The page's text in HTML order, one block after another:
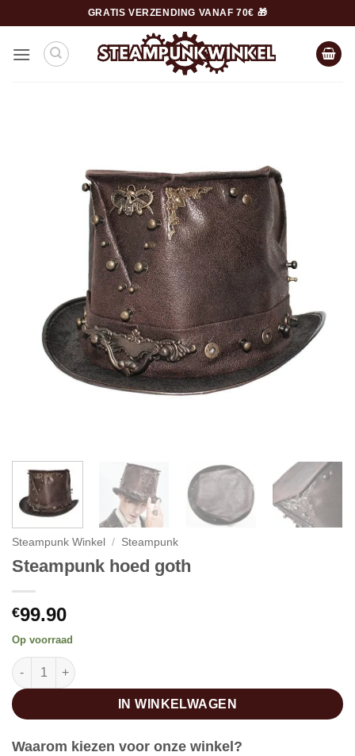
naar
inhoud
GRATIS VERZENDING VANAF 70€ 🎁
Steampunk Winkel / Steampunk
Steampunk hoed goth
€99.90
Op voorraad
Steampunk hoed goth aantal
IN WINKELWAGEN
Waarom kiezen voor onze winkel?